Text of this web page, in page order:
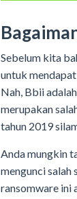
Sebelum kita
untuk
Nah, Bbii
merupakan
tahun 2019
Anda mungkin
mengunci salah
ransomware ini